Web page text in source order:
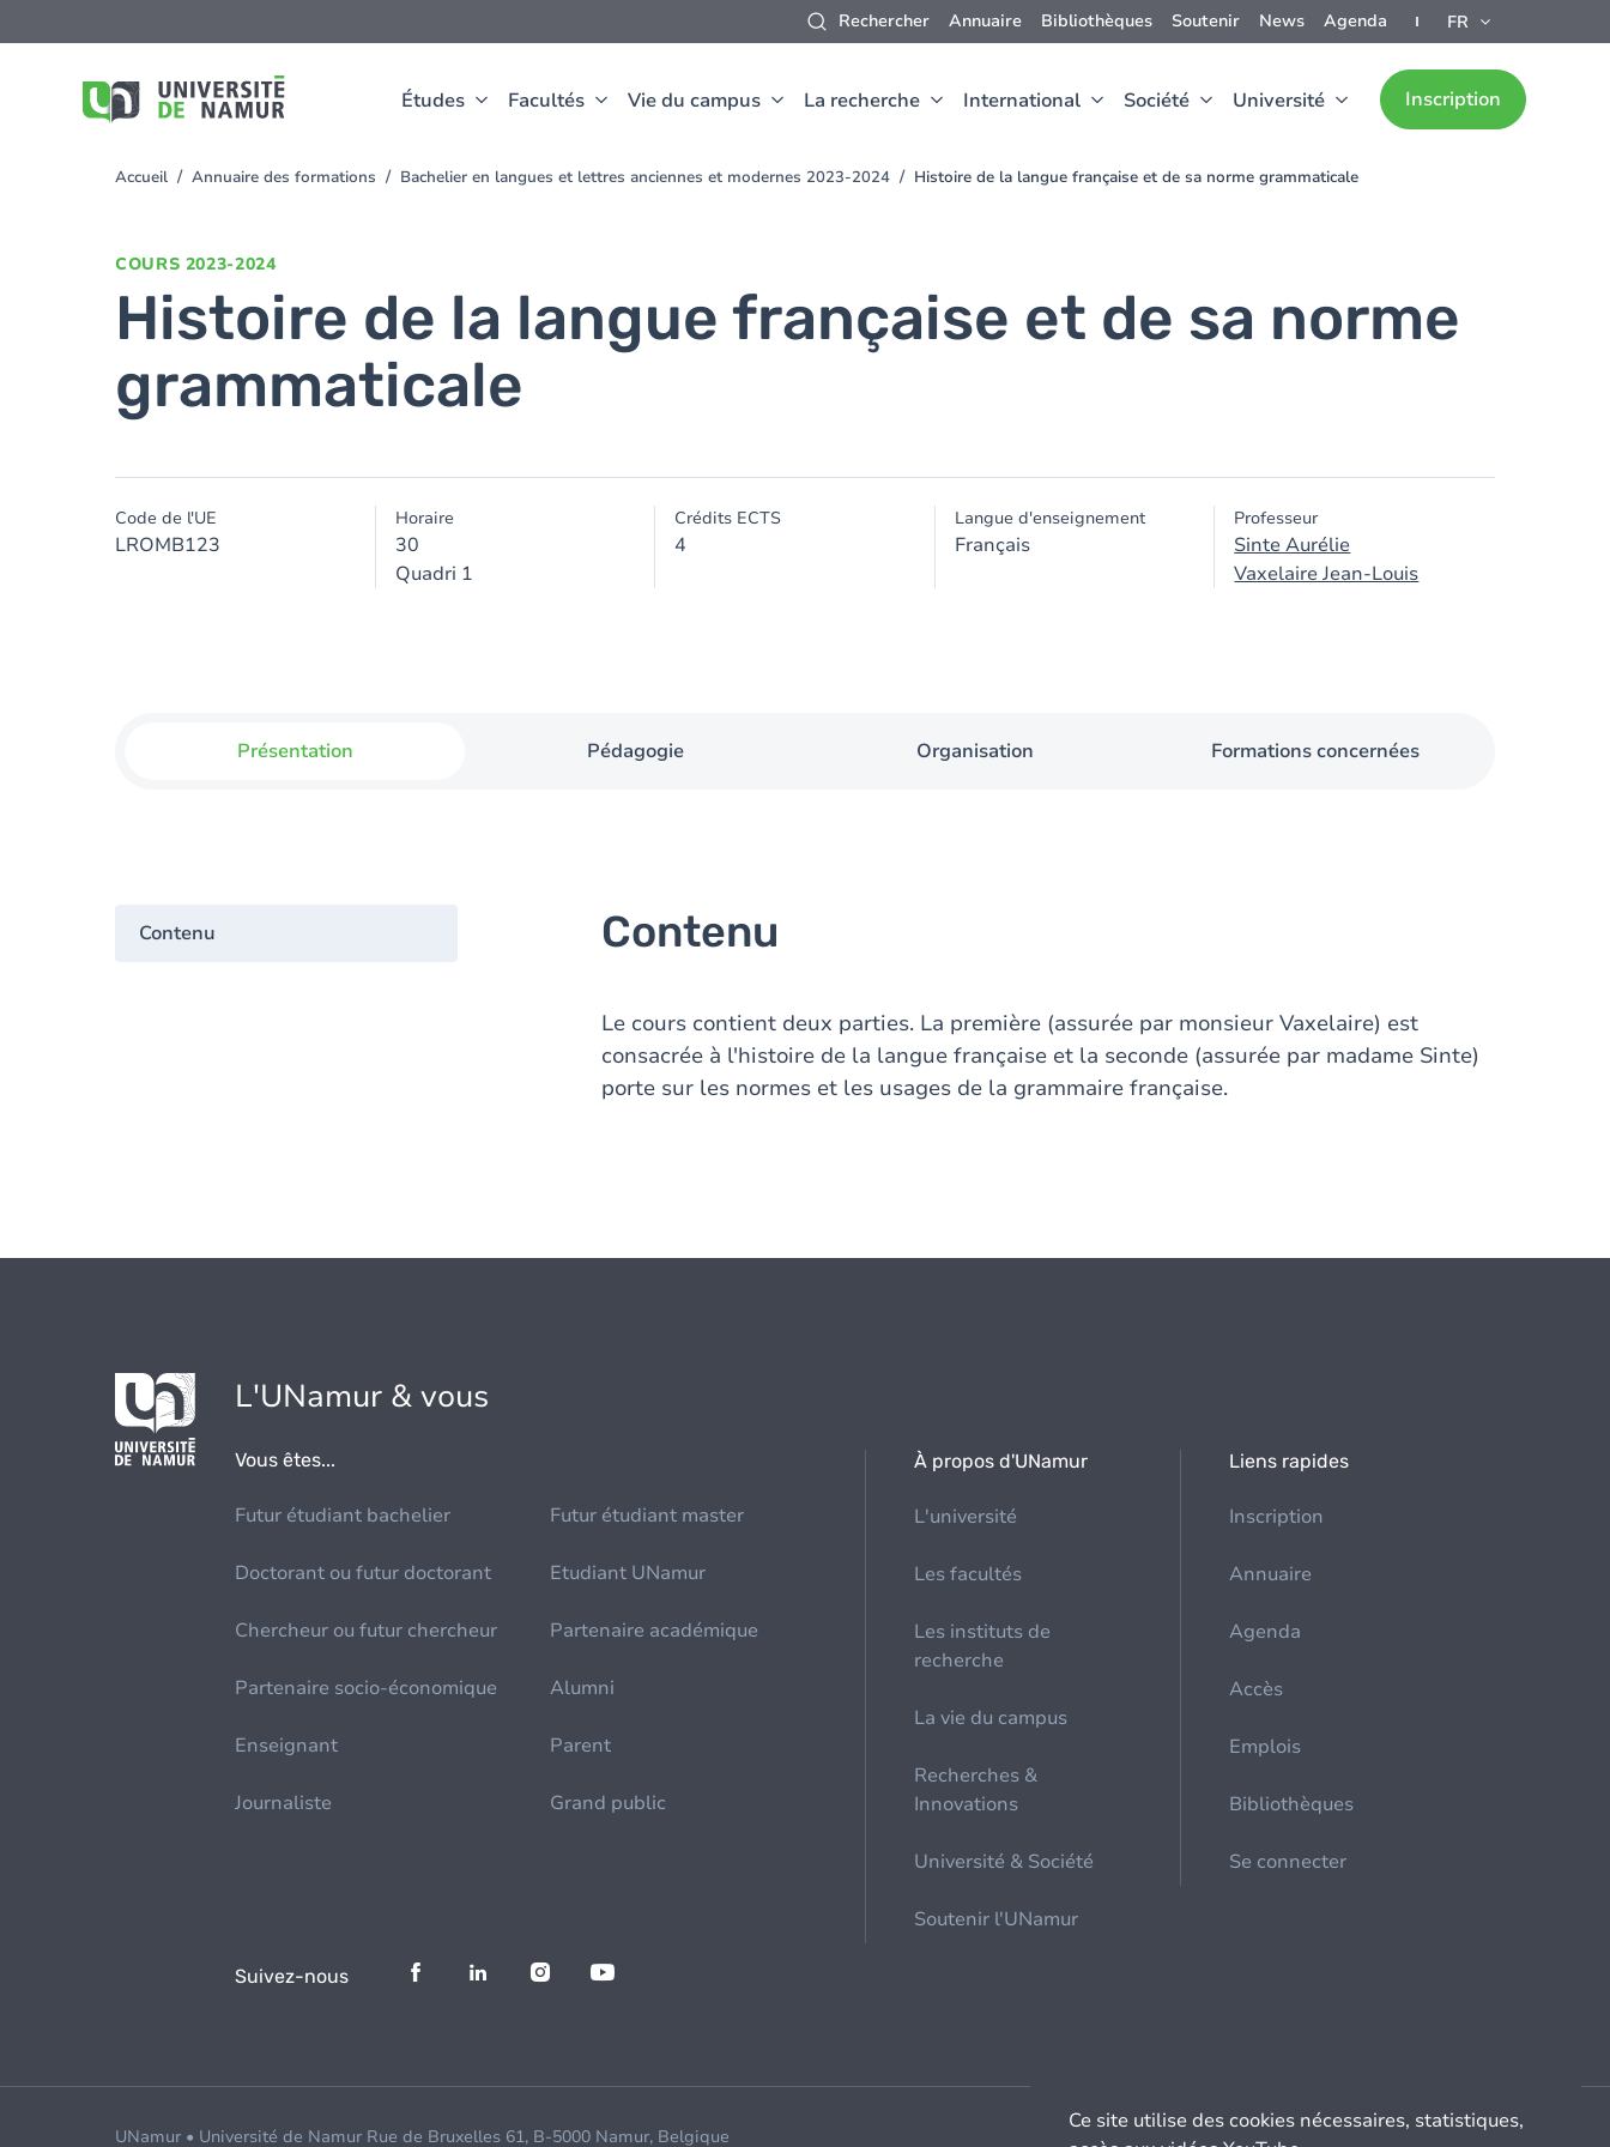
Rechercher Annuaire Bibliothèques Soutenir News Agenda FR
Études Facultés Vie du campus La recherche International Société Université Inscription
au
You
Accueil Annuaire des formations Bachelier en langues et lettres anciennes et modernes 2023-2024 Histoire de la langue française et de sa norme grammaticale
COURS 2023-2024
Histoire de la langue française et de sa norme
grammaticale
Code de l'UE
LROMB123
Horaire
30
Quadri 1
Crédits ECTS
4
Langue d'enseignement
Français
Professeur
Sinte Aurélie
Vaxelaire Jean-Louis
Présentation Pédagogie Organisation Formations concernées
Contenu Contenu
Le cours contient deux parties. La première (assurée par monsieur Vaxelaire) est
consacrée à l'histoire de la langue française et la seconde (assurée par madame Sinte)
porte sur les normes et les usages de la grammaire française.
L'UNamur & vous
Vous êtes...
Futur étudiant bachelier Futur étudiant master
Doctorant ou futur doctorant Etudiant UNamur
Chercheur ou futur chercheur Partenaire académique
Partenaire socio-économique Alumni
Enseignant Parent
Journaliste Grand public
À propos d'UNamur
L'université
Les facultés
Les instituts de
recherche
La vie du campus
Recherches &
Innovations
Université & Société
Soutenir l'UNamur
Liens rapides
Inscription
Annuaire
Agenda
Accès
Emplois
Bibliothèques
Se connecter
Suivez-nous
UNamur • Université de Namur Rue de Bruxelles 61, B-5000 Namur, Belgique
Ce site utilise des cookies nécessaires, statistiques,